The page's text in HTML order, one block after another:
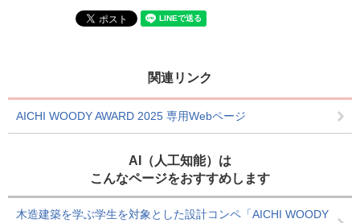
関連リンク
AICHI WOODY AWARD 2025 専用Webページ
AI（人工知能）は
こんなページをおすすめします
木造建築を学ぶ学生を対象とした設計コンペ「AICHI WOODY